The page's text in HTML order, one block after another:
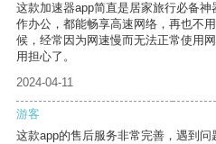
这款加速器app简直是居家旅行必备
作办公，都能畅享高速网络，再也不
候，经常因为网速慢而无法正常使用
用担心了。
2024-04-11
游客
这款app的售后服务非常完善，遇到